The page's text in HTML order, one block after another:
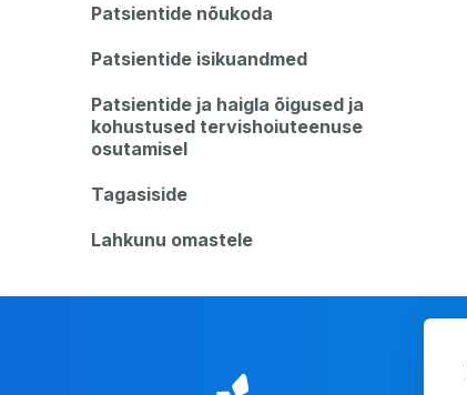
Patsientide nõukoda
Patsientide isikuandmed
Patsientide ja haigla õigused ja
kohustused tervishoiuteenuse
osutamisel
Tagasiside
Lahkunu omastele